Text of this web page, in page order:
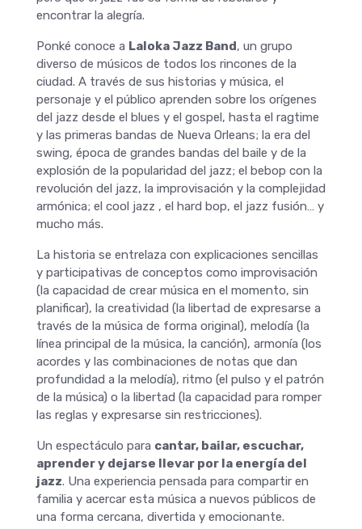
encontrar la alegría.
Ponké conoce a Laloka Jazz Band, un grupo
diverso de músicos de todos los rincones de la
ciudad. A través de sus historias y música, el
personaje y el público aprenden sobre los orígenes
del jazz desde el blues y el gospel, hasta el ragtime
y las primeras bandas de Nueva Orleans; la era del
swing, época de grandes bandas del baile y de la
explosión de la popularidad del jazz; el bebop con la
revolución del jazz, la improvisación y la complejidad
armónica; el cool jazz , el hard bop, el jazz fusión… y
mucho más.
La historia se entrelaza con explicaciones sencillas
y participativas de conceptos como improvisación
(la capacidad de crear música en el momento, sin
planificar), la creatividad (la libertad de expresarse a
través de la música de forma original), melodía (la
línea principal de la música, la canción), armonía (los
acordes y las combinaciones de notas que dan
profundidad a la melodía), ritmo (el pulso y el patrón
de la música) o la libertad (la capacidad para romper
las reglas y expresarse sin restricciones).
Un espectáculo para cantar, bailar, escuchar,
aprender y dejarse llevar por la energía del
jazz. Una experiencia pensada para compartir en
familia y acercar esta música a nuevos públicos de
una forma cercana, divertida y emocionante.